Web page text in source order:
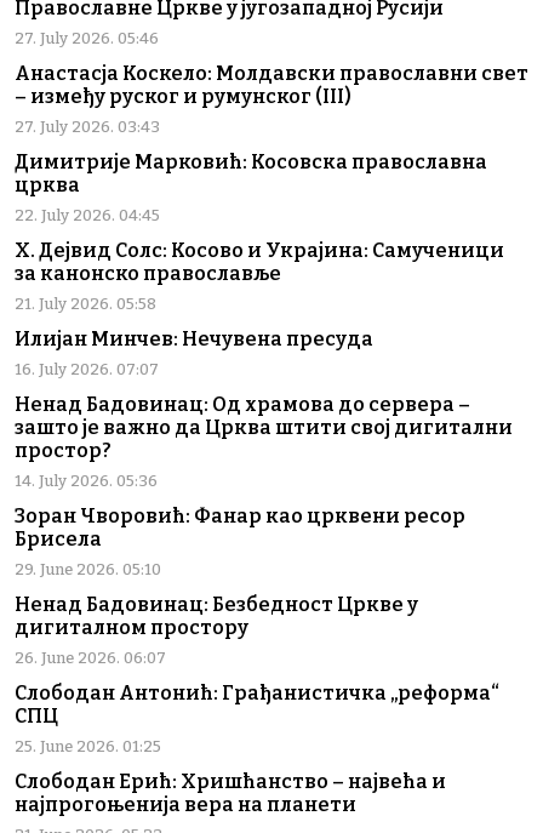
Православне Цркве у југозападној Русији
27. July 2026. 05:46
Анастасја Коскело: Молдавски православни свет
– између руског и румунског (III)
27. July 2026. 03:43
Димитрије Марковић: Косовска православна
црква
22. July 2026. 04:45
Х. Дејвид Солс: Косово и Украјина: Самученици
за канонско православље
21. July 2026. 05:58
Илијан Минчев: Нечувена пресуда
16. July 2026. 07:07
Ненад Бадовинац: Од храмова до сервера –
зашто је важно да Црква штити свој дигитални
простор?
14. July 2026. 05:36
Зоран Чворовић: Фанар као црквени ресор
Брисела
29. June 2026. 05:10
Ненад Бадовинац: Безбедност Цркве у
дигиталном простору
26. June 2026. 06:07
Слободан Антонић: Грађанистичка „реформа“
СПЦ
25. June 2026. 01:25
Слободан Ерић: Хришћанство – највећа и
најпрогоњенија вера на планети